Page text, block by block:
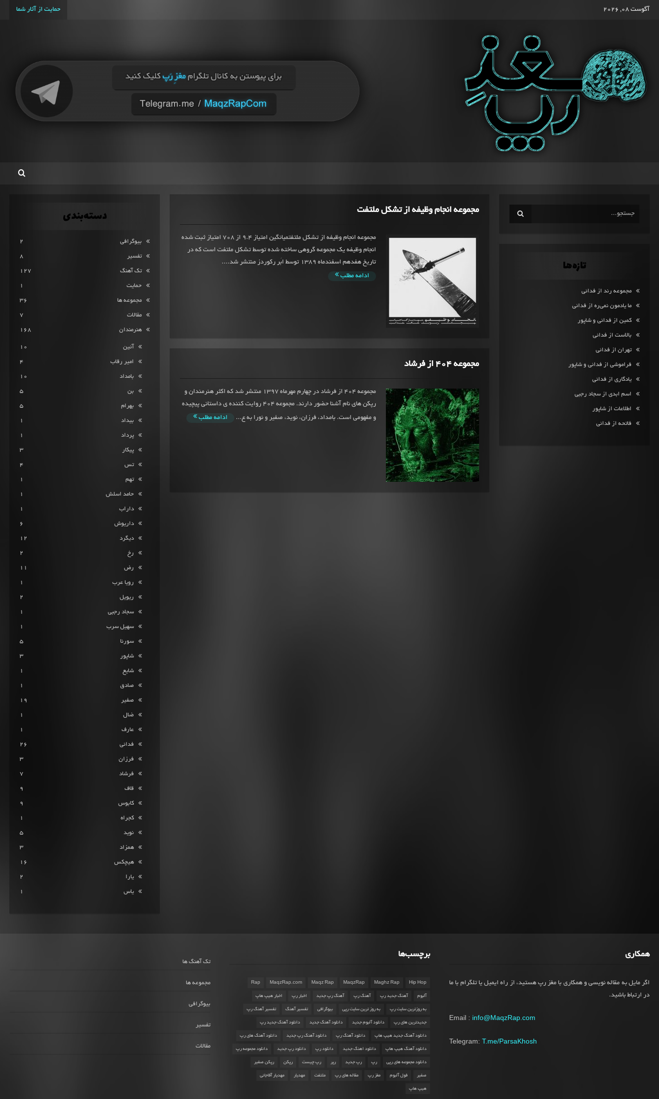
آگوست 08, 2026 حمایت از آثار شما
مجموعه انجام وظیفه از تشکل ملتفت
مجموعه انجام وظیفه از تشکل ملتفتمیانگین امتیاز 9.4 از 708 امتیاز ثبت شده
انجام وظیفه یک مجموعه گروهی ساخته شده توسط تشکل ملتفت است که در
تاریخ هفدهم اسفندماه 1389 توسط ابَر رکوردز منتشر شد....
ادامه مطلب
مجموعه 404 از فرشاد
مجموعه 404 از فرشاد در چهارم مهرماه 1397 منتشر شد که اکثر هنرمندان و
رپکن های نام آشنا حضور دارند. مجموعه 404 روایت کننده ی داستانی پیچیده
و مفهومی است. بامداد، فرزان، نوید، صفیر و نورا به ع... ادامه مطلب
دسته‌بندی
بیوگرافی 2
تفسیر 8
تک آهنگ 127
حمایت 1
مجموعه ها 36
مقالات 7
هنرمندان 168
آئین 10
امیر رقاب 4
بامداد 10
بن 5
بهرام 5
بیداد 1
پرداد 1
پیکار 3
تس 4
تهم 1
حامد اسلش 1
داراب 1
داریوش 6
دیگرد 12
رخ 2
رض 11
رویا عرب 1
ریویل 2
سجاد رجبی 1
سهیل سرب 1
سورنا 5
شاپور 3
شایع 1
صادق 1
صفیر 19
ضال 1
عارف 1
فدائی 26
فرزان 3
فرشاد 7
قاف 9
کابوس 9
کجراه 1
نوید 5
همزاد 3
هیچکس 16
یارا 2
یاس 1
تازه‌ها
مجموعه رند از فدائی
ما یادمون نمی‌ره از فدائی
کمین از فدائی و شاپور
بالاست از فدائی
تهران از فدائی
فراموشی از فدائی و شاپور
یادگاری از فدائی
اسم ابدی از سجاد رجبی
اطلاعات از شاپور
فاتحه از فدائی
همکاری
اگر مایل به مقاله نویسی و همکاری با مغز رپ هستید، از راه ایمیل یا تلگرام با ما
در ارتباط باشید.
Email : info@MaqzRap.com
Telegram:T.me/ParsaKhosh
برچسب‌ها
Hip Hop
Maghz Rap
MaqzRap
Maqz Rap
MaqzRap.com
Rap
آلبوم آهنگ جدید رپ آهنگ رپ آهنگ رپ جدید اخبار رپ اخبار هیپ هاپ
به روزترین سایت رپ به روز ترین سایت رپی بیوگرافی تفسیر آهنگ تفسیر آهنگ رپ
جدیدترین های رپ دانلود آلبوم جدید دانلود آهنگ جدید دانلود آهنگ جدید رپ
دانلود آهنگ جدید هیپ هاپ دانلود آهنگ رپ دانلود آهنگ رپ جدید دانلود آهنگ های رپ
دانلود آهنگ هیپ هاپ دانلود اهنگ جدید دانلود رپ دانلود رپ جدید دانلود مجموعه رپ
دانلود مجموعه های رپی رپ رپ جدید رپر رپ چیست رپکن رپکن صفیر
صفیر فول آلبوم مغز رپ مقاله های رپ ملتفت مهدیار مهدیار آقاجانی
هیپ هاپ
تک آهنگ ها
مجموعه ها
بیوگرافی
تفسیر
مقالات